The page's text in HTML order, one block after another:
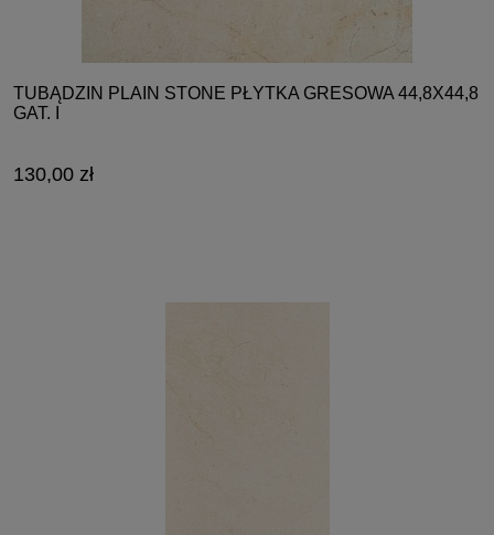
TUBĄDZIN PLAIN STONE PŁYTKA GRESOWA 44,8X44,8
GAT. I
130,00 zł